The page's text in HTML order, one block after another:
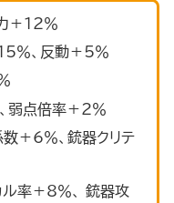
＋12％
％、反動＋5％
弱点倍率＋2％
数＋6％、銃器クリテ
ル率＋8％、 銃器攻